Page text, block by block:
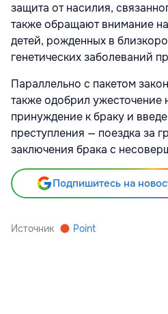
защита от насилия,
также обращают внимание
детей, рожденных в
генетических заболеваний
Параллельно с пакетом
также одобрил ужесточение
принуждение к браку и
преступления — поездка за
заключения брака с
Подпишитесь на
Источник Point